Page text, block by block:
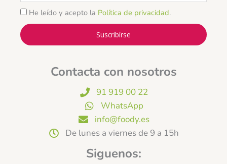
He leído y acepto la Política de privacidad.
Suscribírse
Contacta con nosotros
91 919 00 22
WhatsApp
info@foody.es
De lunes a viernes de 9 a 15h
Siguenos: